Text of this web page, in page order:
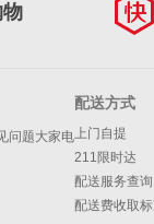
问题大家电
配送方式
上门自提
211限时达
配送服务查询
配送费收取